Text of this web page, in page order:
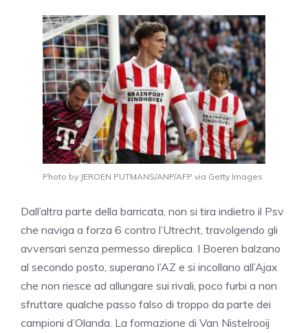
Photo by JEROEN PUTMANS/ANP/AFP via Getty Images
Dall’altra parte della barricata, non si tira indietro il Psv
che naviga a forza 6 contro l’Utrecht, travolgendo gli
avversari senza permesso direplica. I Boeren balzano
al secondo posto, superano l’AZ e si incollano all’Ajax
che non riesce ad allungare sui rivali, poco furbi a non
sfruttare qualche passo falso di troppo da parte dei
campioni d’Olanda. La formazione di Van Nistelrooij